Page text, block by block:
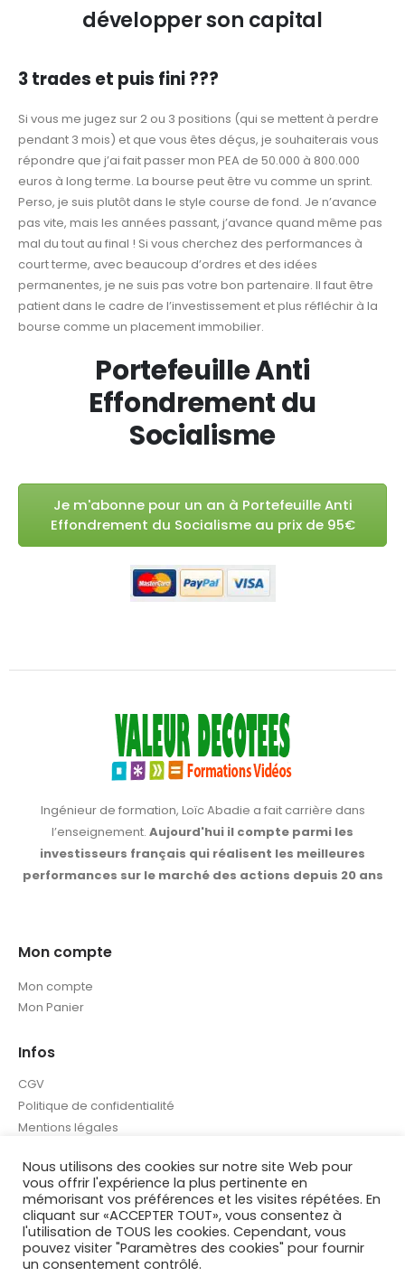
développer son capital
3 trades et puis fini ???
Si vous me jugez sur 2 ou 3 positions (qui se mettent à perdre
pendant 3 mois) et que vous êtes déçus, je souhaiterais vous
répondre que j’ai fait passer mon PEA de 50.000 à 800.000
euros à long terme. La bourse peut être vu comme un sprint.
Perso, je suis plutôt dans le style course de fond. Je n’avance
pas vite, mais les années passant, j’avance quand même pas
mal du tout au final ! Si vous cherchez des performances à
court terme, avec beaucoup d’ordres et des idées
permanentes, je ne suis pas votre bon partenaire. Il faut être
patient dans le cadre de l’investissement et plus réfléchir à la
bourse comme un placement immobilier.
Portefeuille Anti
Effondrement du
Socialisme
Je m'abonne pour un an à Portefeuille Anti
Effondrement du Socialisme au prix de 95€
Ingénieur de formation, Loïc Abadie a fait carrière dans
l’enseignement. Aujourd'hui il compte parmi les
investisseurs français qui réalisent les meilleures
performances sur le marché des actions depuis 20 ans
Mon compte
Mon compte
Mon Panier
Infos
CGV
Politique de confidentialité
Mentions légales
© Valeur Decotees. 2026. By www.creaweb.re
Nous utilisons des cookies sur notre site Web pour
vous offrir l'expérience la plus pertinente en
mémorisant vos préférences et les visites répétées. En
cliquant sur «ACCEPTER TOUT», vous consentez à
l'utilisation de TOUS les cookies. Cependant, vous
pouvez visiter "Paramètres des cookies" pour fournir
un consentement contrôlé.